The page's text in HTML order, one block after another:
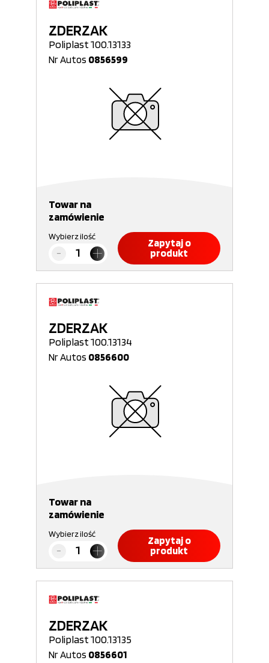
ZDERZAK
Poliplast 100.13133
Nr Autos 0856599
Towar na
zamówienie
Wybierz ilość
Zapytaj o
produkt
ZDERZAK
Poliplast 100.13134
Nr Autos 0856600
Towar na
zamówienie
Wybierz ilość
Zapytaj o
produkt
ZDERZAK
Poliplast 100.13135
Nr Autos 0856601